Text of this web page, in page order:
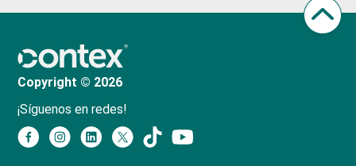
Copyright © 2026
¡Síguenos en redes!